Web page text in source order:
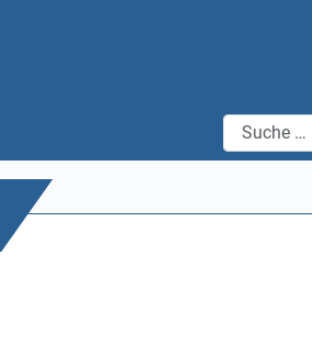
Suchen